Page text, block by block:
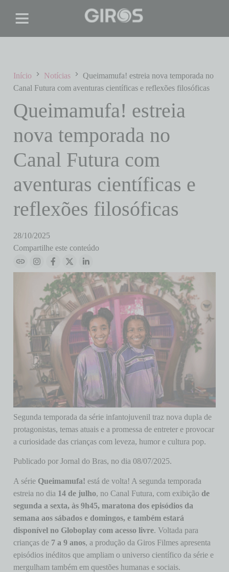
Início Notícias
Queimamufa! estreia nova temporada no
Canal Futura com aventuras científicas e reflexões filosóficas
Queimamufa! estreia
nova temporada no
Canal Futura com
aventuras científicas e
reflexões filosóficas
28/10/2025
Compartilhe este conteúdo
Segunda temporada da série infantojuvenil traz nova dupla de
protagonistas, temas atuais e a promessa de entreter e provocar
a curiosidade das crianças com leveza, humor e cultura pop.
Publicado por Jornal do Bras, no dia 08/07/2025.
A série Queimamufa! está de volta! A segunda temporada
estreia no dia 14 de julho, no Canal Futura, com exibição de
segunda a sexta, às 9h45, maratona dos episódios da
semana aos sábados e domingos, e também estará
disponível no Globoplay com acesso livre. Voltada para
crianças de 7 a 9 anos, a produção da Giros Filmes apresenta
episódios inéditos que ampliam o universo científico da série e
mergulham também em questões humanas e sociais.